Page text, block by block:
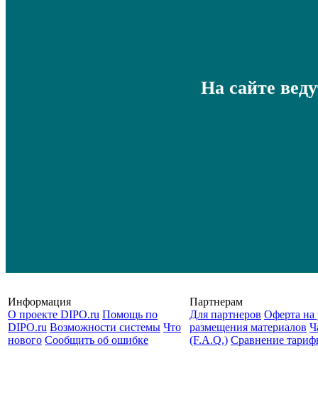
На сайте
Информация
О проекте DIPO.ru Помощь по
DIPO.ru Возможности системы Что
нового Сообщить об ошибке
Партнерам
Для партнеров Оферта на
размещения материалов
(F.A.Q.) Cравнение